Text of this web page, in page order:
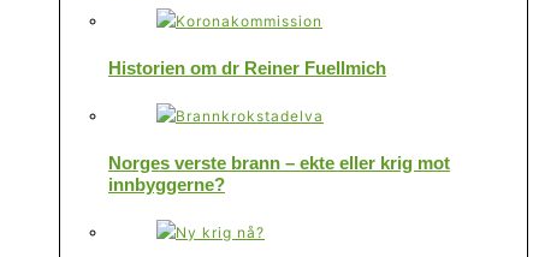
Historien om dr Reiner Fuellmich
Norges verste brann – ekte eller krig mot
innbyggerne?